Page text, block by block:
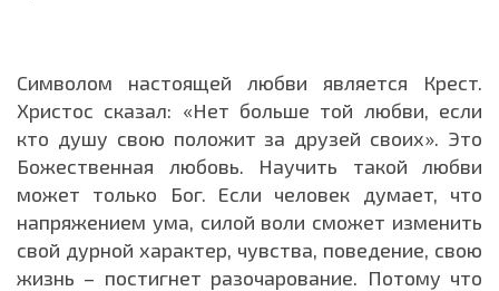
Символом настоящей любви является Крест.
Христос сказал: «Нет больше той любви, если
кто душу свою положит за друзей своих». Это
Божественная любовь. Научить такой любви
может только Бог. Если человек думает, что
напряжением ума, силой воли сможет изменить
свой дурной характер, чувства, поведение, свою
жизнь – постигнет разочарование. Потому что